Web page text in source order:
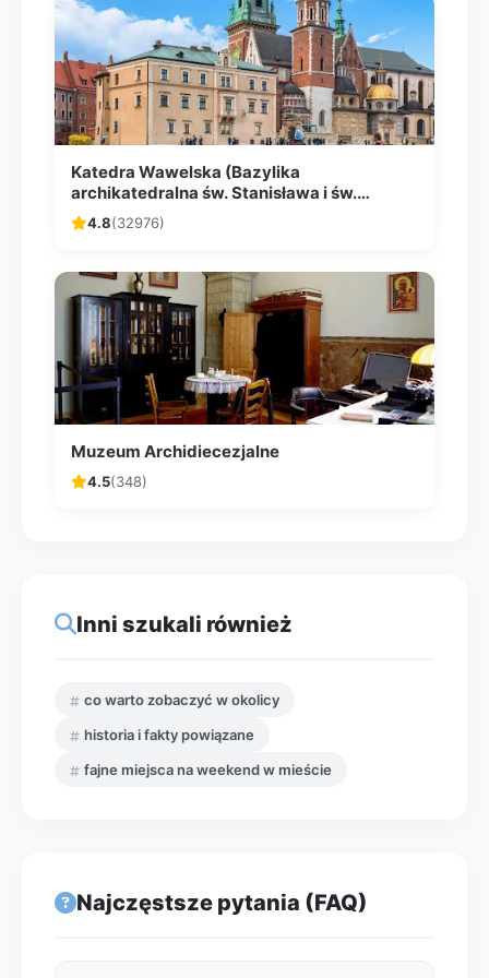
Katedra Wawelska (Bazylika
archikatedralna św. Stanisława i św.
Wacława)
4.8(32976)
Muzeum Archidiecezjalne
4.5(348)
Inni szukali również
co warto zobaczyć w okolicy
historia i fakty powiązane
fajne miejsca na weekend w mieście
Najczęstsze pytania (FAQ)